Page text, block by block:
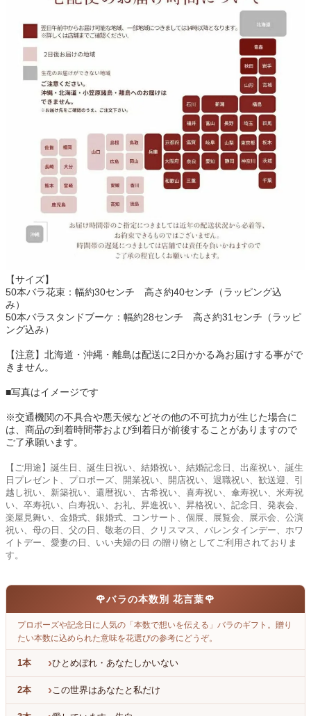
【サイズ】
50本バラ花束：幅約30センチ 高さ約40センチ（ラッピング込
み）
50本バラスタンドブーケ：幅約28センチ 高さ約31センチ（ラッピ
ング込み）
【注意】北海道・沖縄・離島は配送に2日かかる為お届けする事がで
きません。
■写真はイメージです
※交通機関の不具合や悪天候などその他の不可抗力が生じた場合に
は、商品の到着時間帯および到着日が前後することがありますので
ご了承願います。
【ご用途】誕生日、誕生日祝い、結婚祝い、結婚記念日、出産祝い、誕生
日プレゼント、プロポーズ、開業祝い、開店祝い、退職祝い、歓送迎、引
越し祝い、新築祝い、還暦祝い、古希祝い、喜寿祝い、傘寿祝い、米寿祝
い、卒寿祝い、白寿祝い、お礼、昇進祝い、昇格祝い、記念日、発表会、
楽屋見舞い、金婚式、銀婚式、コンサート、個展、展覧会、展示会、公演
祝い、母の日、父の日、敬老の日、クリスマス、バレンタインデー、ホワ
イトデー、愛妻の日、いい夫婦の日 の贈り物としてご利用されておりま
す。
🌹バラの本数別 花言葉🌹
プロポーズや記念日に人気の「本数で想いを伝える」バラのギフト。贈り
たい本数に込められた意味を花選びの参考にどうぞ。
1本 ›ひとめぼれ・あなたしかいない
2本 › この世界はあなたと私だけ